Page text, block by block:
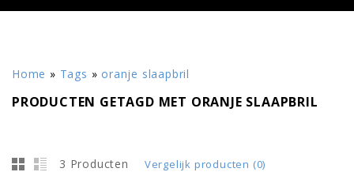
Home » Tags » oranje slaapbril
PRODUCTEN GETAGD MET ORANJE SLAAPBRIL
3 Producten Vergelijk producten (0)